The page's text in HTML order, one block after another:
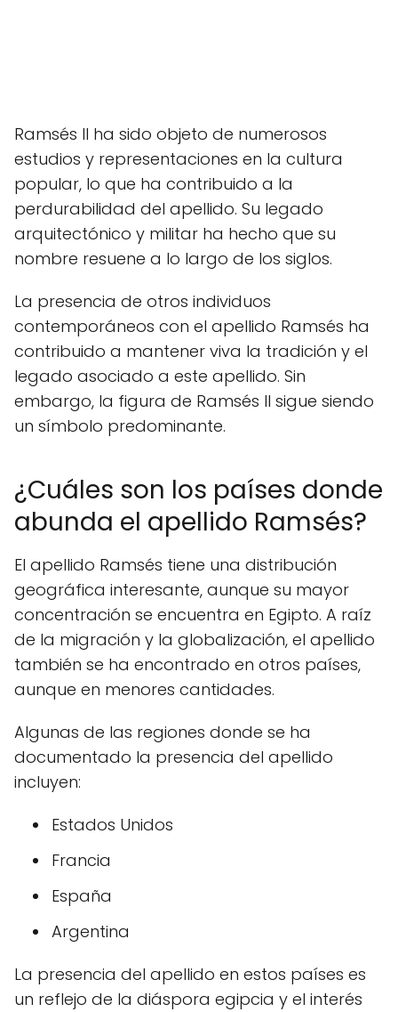
Ramsés II ha sido objeto de numerosos
estudios y representaciones en la cultura
popular, lo que ha contribuido a la
perdurabilidad del apellido. Su legado
arquitectónico y militar ha hecho que su
nombre resuene a lo largo de los siglos.
La presencia de otros individuos
contemporáneos con el apellido Ramsés ha
contribuido a mantener viva la tradición y el
legado asociado a este apellido. Sin
embargo, la figura de Ramsés II sigue siendo
un símbolo predominante.
¿Cuáles son los países donde
abunda el apellido Ramsés?
El apellido Ramsés tiene una distribución
geográfica interesante, aunque su mayor
concentración se encuentra en Egipto. A raíz
de la migración y la globalización, el apellido
también se ha encontrado en otros países,
aunque en menores cantidades.
Algunas de las regiones donde se ha
documentado la presencia del apellido
incluyen:
Estados Unidos
Francia
España
Argentina
La presencia del apellido en estos países es
un reflejo de la diáspora egipcia y el interés